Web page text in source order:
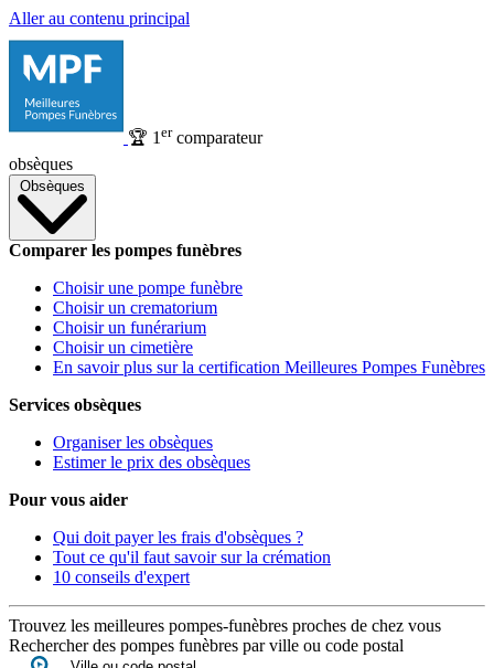
Aller au contenu principal
🏆 1 ercomparateur
obsèques
Obsèques
Comparer les pompes funèbres
Choisir une pompe funèbre
Choisir un crematorium
Choisir un funérarium
Choisir un cimetière
En savoir plus sur la certification Meilleures Pompes Funèbres
Services obsèques
Organiser les obsèques
Estimer le prix des obsèques
Pour vous aider
Qui doit payer les frais d'obsèques ?
Tout ce qu'il faut savoir sur la crémation
10 conseils d'expert
Trouvez les meilleures pompes-funèbres proches de chez vous
Rechercher des pompes funèbres par ville ou code postal